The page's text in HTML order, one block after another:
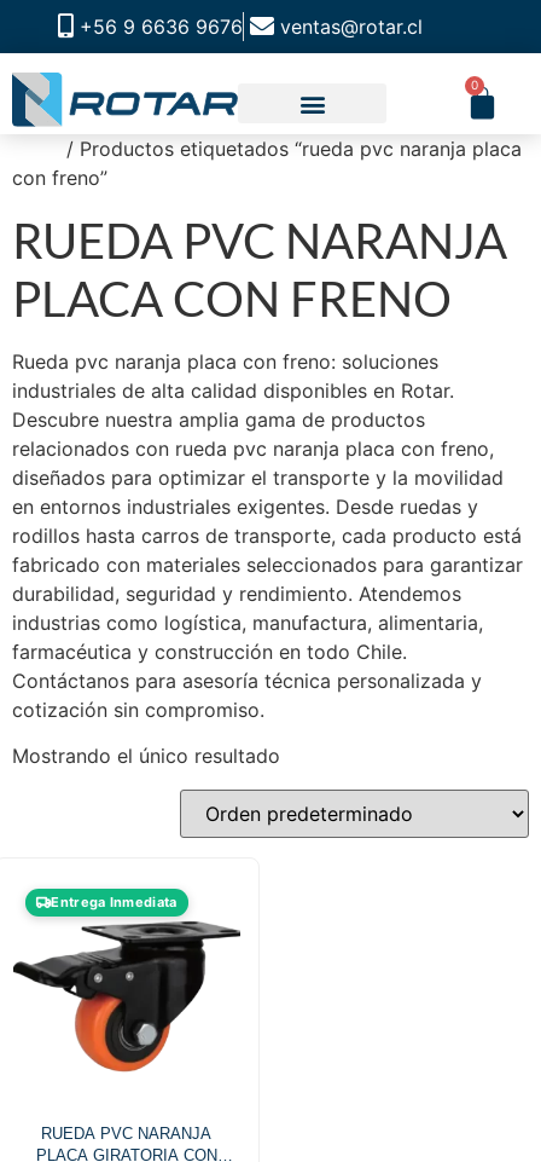
+56 9 6636 9676 ventas@rotar.cl
0
/ Productos etiquetados “rueda pvc naranja placa
con freno”
RUEDA PVC NARANJA
PLACA CON FRENO
Rueda pvc naranja placa con freno: soluciones
industriales de alta calidad disponibles en Rotar.
Descubre nuestra amplia gama de productos
relacionados con rueda pvc naranja placa con freno,
diseñados para optimizar el transporte y la movilidad
en entornos industriales exigentes. Desde ruedas y
rodillos hasta carros de transporte, cada producto está
fabricado con materiales seleccionados para garantizar
durabilidad, seguridad y rendimiento. Atendemos
industrias como logística, manufactura, alimentaria,
farmacéutica y construcción en todo Chile.
Contáctanos para asesoría técnica personalizada y
cotización sin compromiso.
Mostrando el único resultado
Entrega Inmediata
RUEDA PVC NARANJA
PLACA GIRATORIA CON